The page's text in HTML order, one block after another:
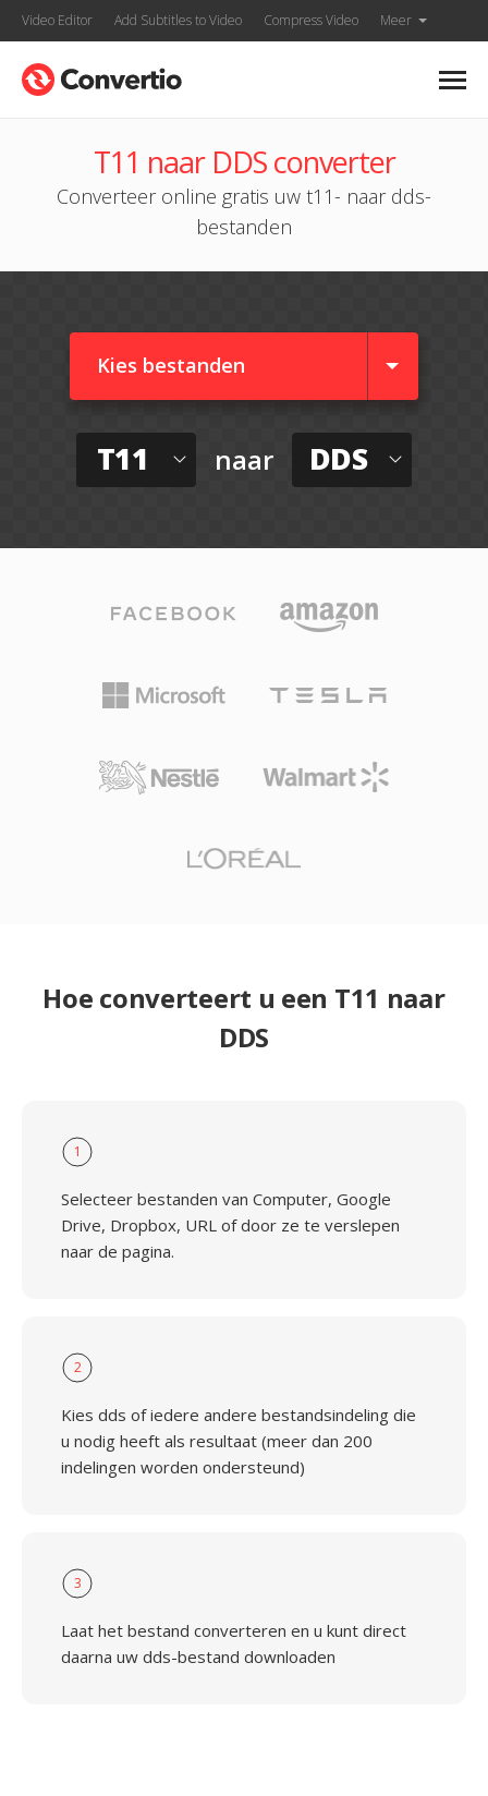
Video Editor Add Subtitles to Video Compress Video Meer
T11 naar DDS converter
Converteer online gratis uw t11- naar dds-
bestanden
Kies bestanden
T11 naar DDS
Hoe converteert u een T11 naar
DDS
1
Selecteer bestanden van Computer, Google
Drive, Dropbox, URL of door ze te verslepen
naar de pagina.
2
Kies dds of iedere andere bestandsindeling die
u nodig heeft als resultaat (meer dan 200
indelingen worden ondersteund)
3
Laat het bestand converteren en u kunt direct
daarna uw dds-bestand downloaden